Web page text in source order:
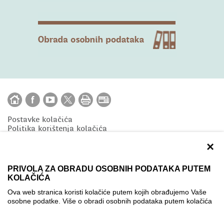
×
PRIVOLA ZA OBRADU OSOBNIH PODATAKA PUTEM
KOLAČIĆA
Ova web stranica koristi kolačiće putem kojih obrađujemo Vaše
osobne podatke. Više o obradi osobnih podataka putem kolačića
Postavke kolačića
Politika korištenja kolačića
Copyright © 2020 AMPEU
eTwinning je inicijativa Europske unije koju financira